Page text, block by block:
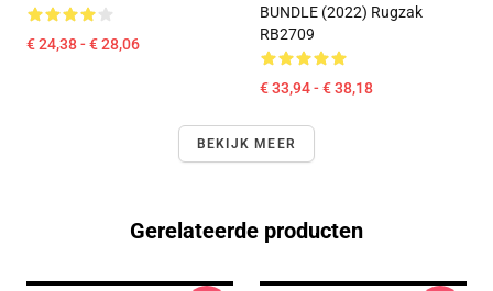
€ 24,38 - € 28,06
BUNDLE (2022) Rugzak
RB2709
€ 33,94 - € 38,18
BEKIJK MEER
Gerelateerde producten